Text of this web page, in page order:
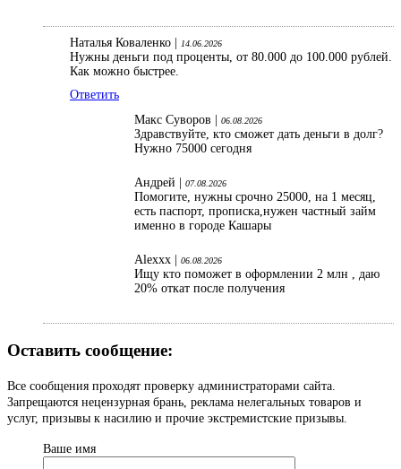
Наталья Коваленко | 14.06.2026
Нужны деньги под проценты, от 80.000 до 100.000 рублей.
Как можно быстрее.
Ответить
Макс Суворов |
06.08.2026
Здравствуйте, кто сможет дать деньги в долг?
Нужно 75000 сегодня
Андрей | 07.08.2026
Помогите, нужны срочно 25000, на 1 месяц,
есть паспорт, прописка,нужен частный займ
именно в городе Кашары
Alexxx | 06.08.2026
Ищу кто поможет в оформлении 2 млн , даю
20% откат после получения
Оставить сообщение:
Все сообщения проходят проверку администраторами сайта.
Запрещаются нецензурная брань, реклама нелегальных товаров и
услуг, призывы к насилию и прочие экстремистские призывы.
Ваше имя